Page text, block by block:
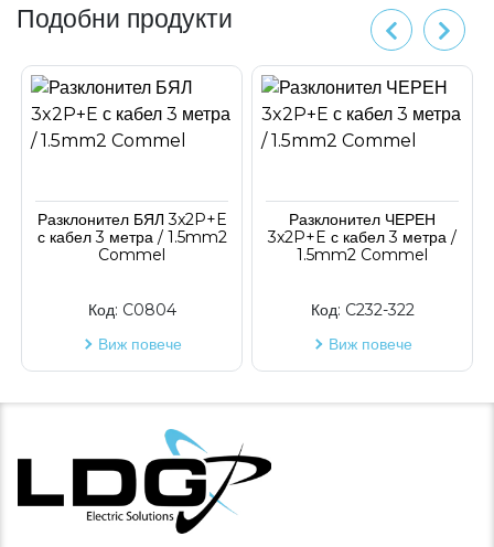
Подобни продукти
Разклонител БЯЛ 3x2P+E
с кабел 3 метра / 1.5mm2
Commel
Код: C0804
Виж повече
Разклонител ЧЕРЕН
3x2P+E с кабел 3 метра /
1.5mm2 Commel
Код: C232-322
Виж повече